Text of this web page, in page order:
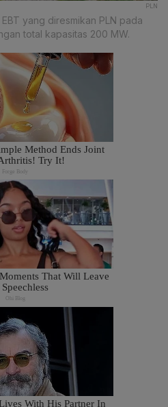
PLN
yang diresmikan PLN pada
total kapasitas 200 MW.